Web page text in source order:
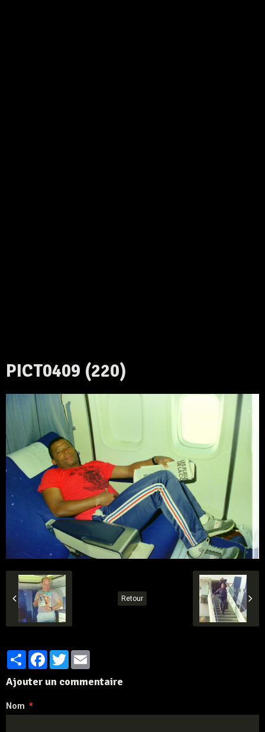
PICT0409 (220)
Retour
PartagerFacebook
Twitter
Ajouter un commentaire
Nom